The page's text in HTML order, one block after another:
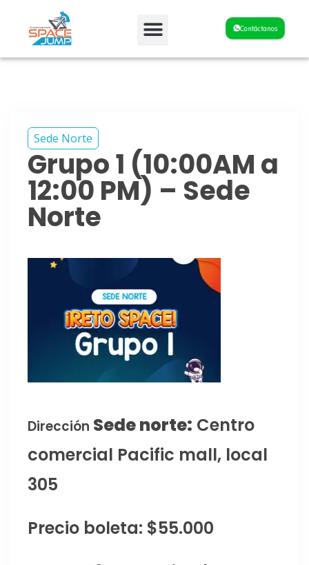
Contáctanos
Sede Norte
Grupo 1 (10:00AM a
12:00 PM) – Sede
Norte
Dirección Sede norte: Centro
comercial Pacific mall, local
305
Precio boleta: $55.000